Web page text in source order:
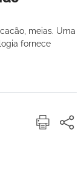
meias. Uma
fornece